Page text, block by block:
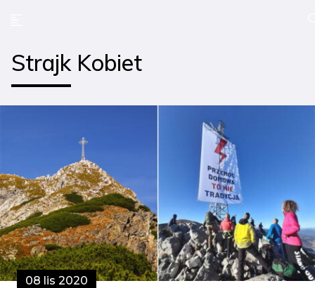
Strajk Kobiet
08 lis 2020